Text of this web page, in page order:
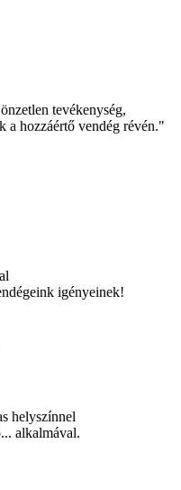
tevékenység,
a hozzáértő vendég révén."
igényeinek!
helyszínnel
alkalmával.